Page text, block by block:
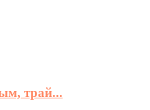
трай...